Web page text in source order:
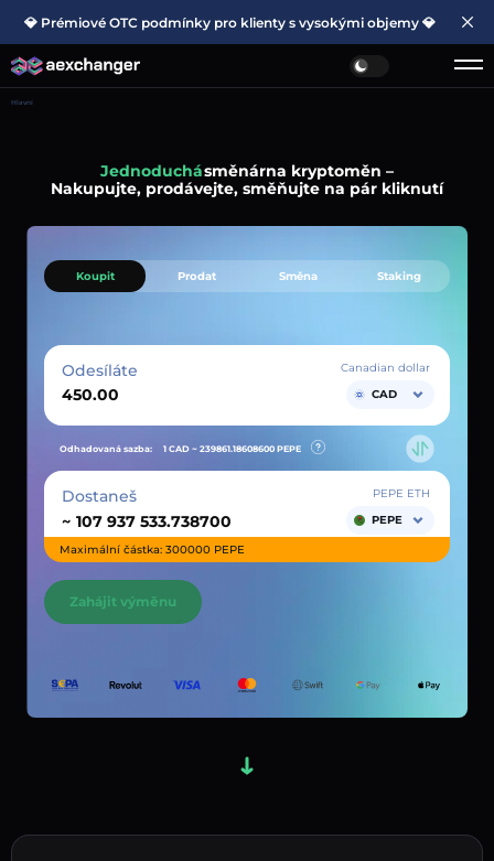
💎 Prémiové OTC podmínky pro klienty s vysokými objemy 💎
Hlavní
Jednoduchásměnárna kryptoměn –
Nakupujte, prodávejte, směňujte na pár kliknutí
Koupit Prodat Směna Staking
Odesíláte
Canadian dollar
CAD
Odhadovaná sazba: 1 CAD ~ 239861.18608600 PEPE
Dostaneš
~
PEPE ETH
PEPE
Maximální částka: 300000 PEPE
Zahájit výměnu